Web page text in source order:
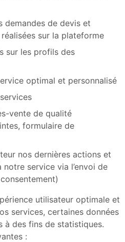
demandes de devis et
sur la plateforme
sur les profils des
optimal et personnalisé
vente de qualité
formulaire de
nos dernières actions et
service via l’envoi de
utilisateur optimale et
services, certaines données
à des fins de statistiques.
: